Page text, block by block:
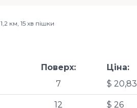
1,2 км, 15 хв пішки
Поверх:
7
Ціна:
$ 20,83
12 $ 26